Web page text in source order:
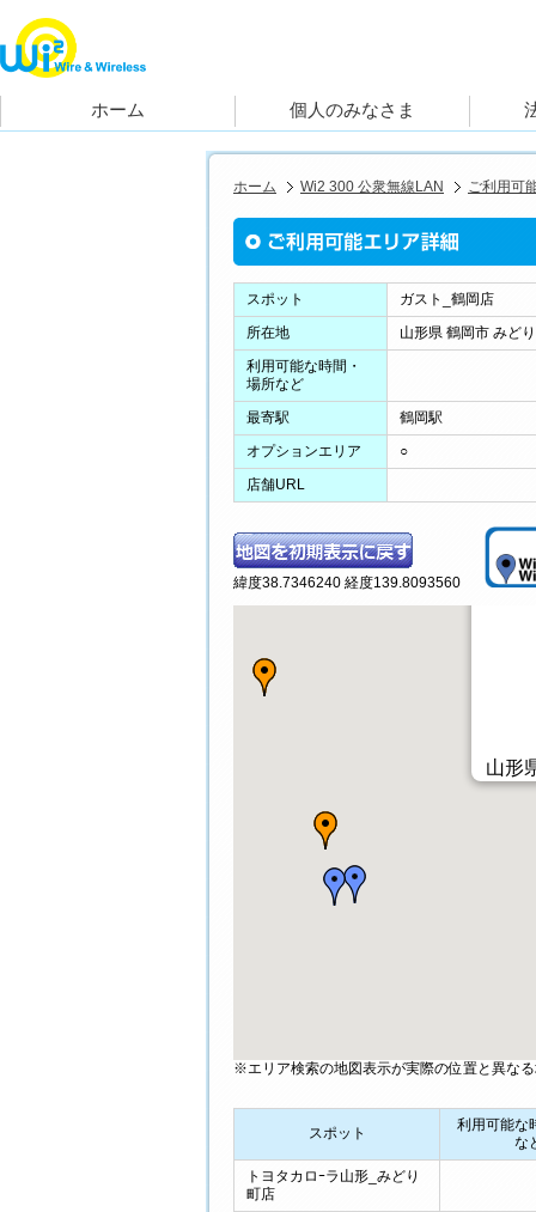
ホーム Wi2 300 公衆無線LAN ご利用可
スポット
ガスト_鶴岡店
所在地
山形県 鶴岡市 みど
利用可能な時間・
場所など
最寄駅
鶴岡駅
オプションエリア
○
店舗URL
緯度38.7346240 経度139.8093560
山形
※エリア検索の地図表示が実際の位置と異な
スポット
利用可能な
な
トヨタカロｰラ山形_みどり
町店